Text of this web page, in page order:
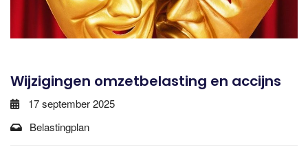
Wijzigingen omzetbelasting en accijns
17 september 2025
Belastingplan